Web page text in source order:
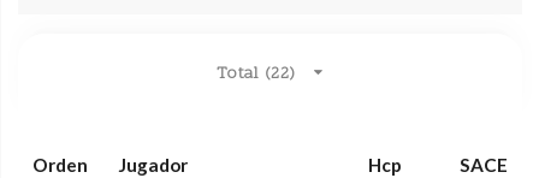
Total (22)
Orden Jugador Hcp SACE